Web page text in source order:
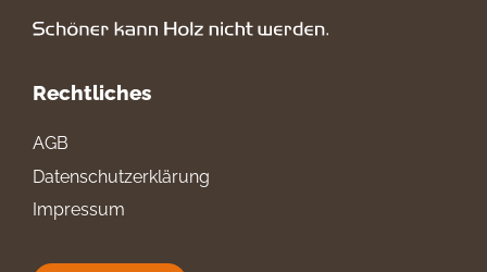
Rechtliches
AGB
Datenschutzerklärung
Impressum